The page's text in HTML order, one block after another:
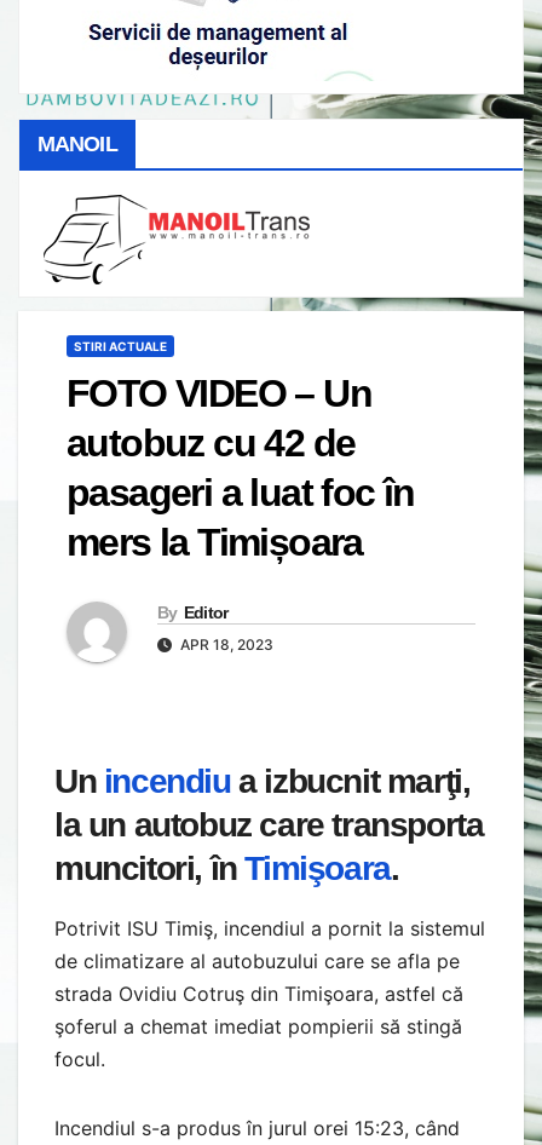
MANOIL
STIRI ACTUALE
FOTO VIDEO – Un
autobuz cu 42 de
pasageri a luat foc în
mers la Timișoara
By Editor
APR 18, 2023
Un incendiua izbucnit marţi,
la un autobuz care transporta
muncitori, înTimişoara.
Potrivit ISU Timiş, incendiul a pornit la sistemul
de climatizare al autobuzului care se afla pe
strada Ovidiu Cotruş din Timişoara, astfel că
şoferul a chemat imediat pompierii să stingă
focul.
Incendiul s-a produs în jurul orei 15:23, când